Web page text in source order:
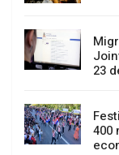
23
400